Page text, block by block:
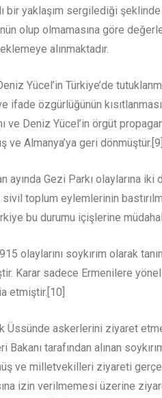
bir yaklaşım sergilediği şeklinde
olup olmamasına göre
alınmaktadır.
Yücel’in Türkiye’de
ifade özgürlüğünün
ve Deniz Yücel’in örgüt
ve Almanya’ya geri dönmüştür.[9]
ayında Gezi Parkı olaylarına
sivil toplum eylemlerinin
bu durumu içişlerine
olaylarını soykırım olarak
Karar sadece Ermenilere
etmiştir.[10]
Üssünde askerlerini ziyaret
tarafından alınan
ve milletvekilleri ziyareti
izin verilmemesi üzerine